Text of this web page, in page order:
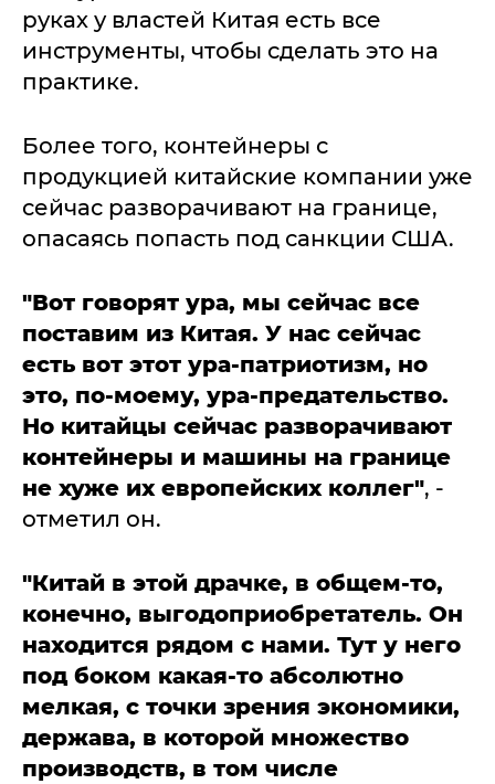
руках у властей Китая есть все
инструменты, чтобы сделать это на
практике.
Более того, контейнеры с
продукцией китайские компании уже
сейчас разворачивают на границе,
опасаясь попасть под санкции США.
"Вот говорят ура, мы сейчас все
поставим из Китая. У нас сейчас
есть вот этот ура-патриотизм, но
это, по-моему, ура-предательство.
Но китайцы сейчас разворачивают
контейнеры и машины на границе
не хуже их европейских коллег", -
отметил он.
"Китай в этой драчке, в общем-то,
конечно, выгодоприобретатель. Он
находится рядом с нами. Тут у него
под боком какая-то абсолютно
мелкая, с точки зрения экономики,
держава, в которой множество
производств, в том числе